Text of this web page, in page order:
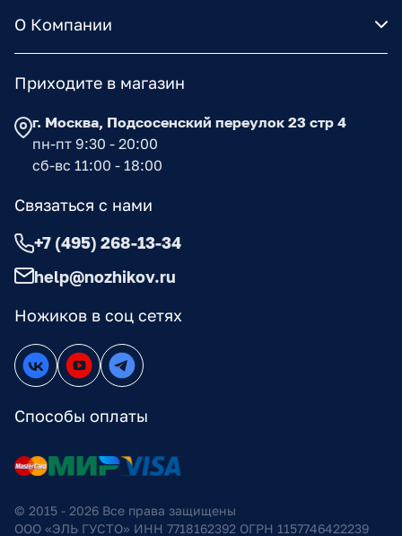
О Компании
Ножиков в соц сетях
Способы оплаты
Приходите в магазин
г. Москва, Подсосенский переулок 23 стр 4
пн-пт 9:30 - 20:00
сб-вс 11:00 - 18:00
Связаться с нами
+7 (495) 268-13-34
help@nozhikov.ru
© 2015 - 2026 Все права защищены
ООО «ЭЛЬ ГУСТО» ИНН 7718162392 ОГРН 1157746422239